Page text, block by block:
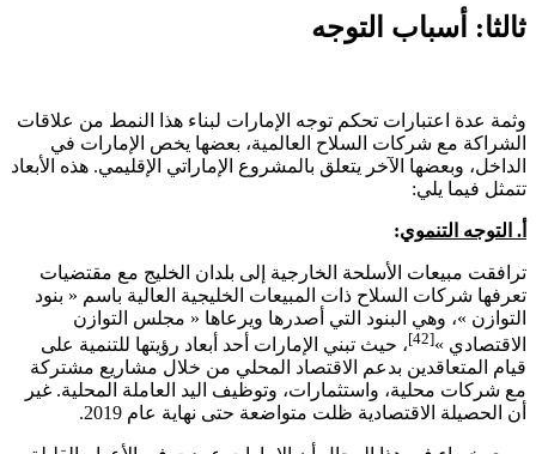
ثالثا: أسباب التوجه
وثمة عدة اعتبارات تحكم توجه الإمارات لبناء هذا النمط من علاقات
الشراكة مع شركات السلاح العالمية، بعضها يخص الإمارات في
الداخل، وبعضها الآخر يتعلق بالمشروع الإماراتي الإقليمي. هذه الأبعاد
تتمثل فيما يلي:
أ. التوجه التنموي:
ترافقت مبيعات الأسلحة الخارجية إلى بلدان الخليج مع مقتضيات
تعرفها شركات السلاح ذات المبيعات الخليجية العالية باسم « بنود
التوازن »، وهي البنود التي أصدرها ويرعاها « مجلس التوازن
الاقتصادي »[42]، حيث تبني الإمارات أحد أبعاد رؤيتها للتنمية على
قيام المتعاقدين بدعم الاقتصاد المحلي من خلال مشاريع مشتركة
مع شركات محلية، واستثمارات، وتوظيف اليد العاملة المحلية. غير
أن الحصيلة الاقتصادية ظلت متواضعة حتى نهاية عام 2019.